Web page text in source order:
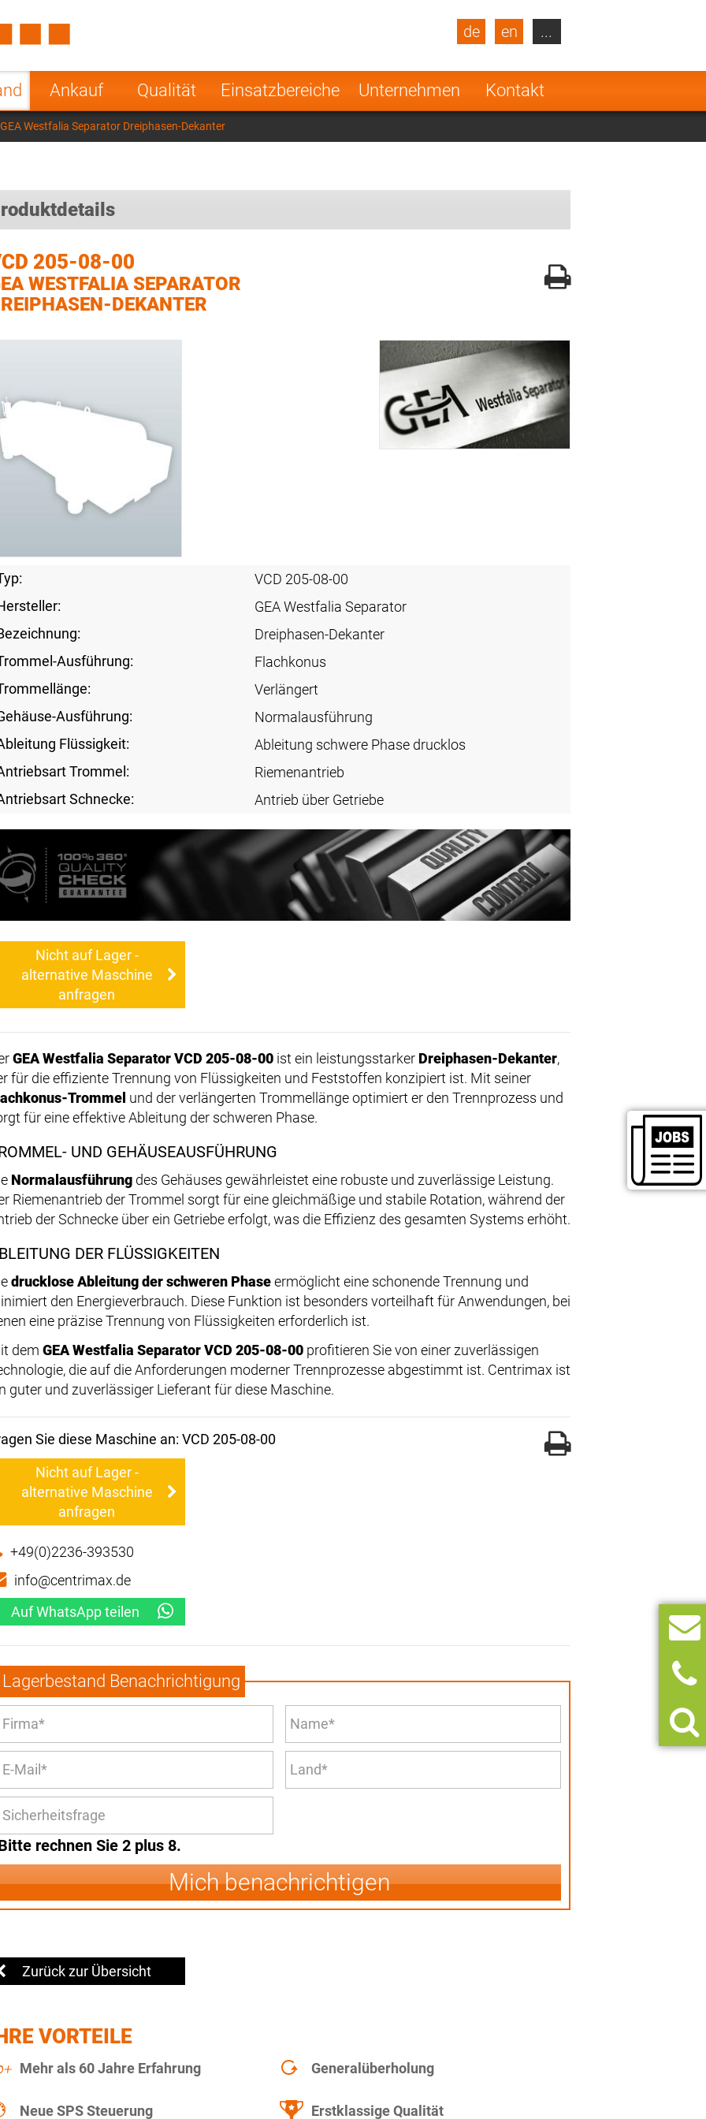
Ankauf Qualität Einsatzbereiche Unternehmen Kontakt
de en
Turkey
Poland Norway
Netherlands
India
...
Westfalia Separator Dreiphasen-Dekanter
205-08-00
WESTFALIA SEPARATOR
DEKANTER
VCD 205-08-00
GEA Westfalia Separator
Dreiphasen-Dekanter
Ausführung:
Flachkonus
Verlängert
Ausführung:
Normalausführung
Flüssigkeit:
Ableitung schwere Phase drucklos
Trommel:
Riemenantrieb
Schnecke:
Antrieb über Getriebe
Nicht auf Lager -
alternative Maschine
anfragen
GEA Westfalia Separator VCD 205-08-00 ist ein leistungsstarker Dreiphasen-Dekanter,
für die effiziente Trennung von Flüssigkeiten und Feststoffen konzipiert ist. Mit seiner
Trommel und der verlängerten Trommellänge optimiert er den Trennprozess und
für eine effektive Ableitung der schweren Phase.
UND GEHÄUSEAUSFÜHRUNG
Normalausführung des Gehäuses gewährleistet eine robuste und zuverlässige Leistung.
Riemenantrieb der Trommel sorgt für eine gleichmäßige und stabile Rotation, während der
der Schnecke über ein Getriebe erfolgt, was die Effizienz des gesamten Systems erhöht.
DER FLÜSSIGKEITEN
drucklose Ableitung der schweren Phaseermöglicht eine schonende Trennung und
den Energieverbrauch. Diese Funktion ist besonders vorteilhaft für Anwendungen, bei
eine präzise Trennung von Flüssigkeiten erforderlich ist.
dem GEA Westfalia Separator VCD 205-08-00 profitieren Sie von einer zuverlässigen
die auf die Anforderungen moderner Trennprozesse abgestimmt ist. Centrimax ist
guter und zuverlässiger Lieferant für diese Maschine.
Sie diese Maschine an: VCD 205-08-00
Nicht auf Lager -
alternative Maschine
anfragen
+49(0)2236-393530
info@centrimax.de
Auf WhatsApp teilen
Lagerbestand Benachrichtigung
rechnen Sie 2 plus 8.
Mich benachrichtigen
Zurück zur Übersicht
VORTEILE
Mehr als 60 Jahre Erfahrung Generalüberholung
Neue SPS Steuerung Erstklassige Qualität